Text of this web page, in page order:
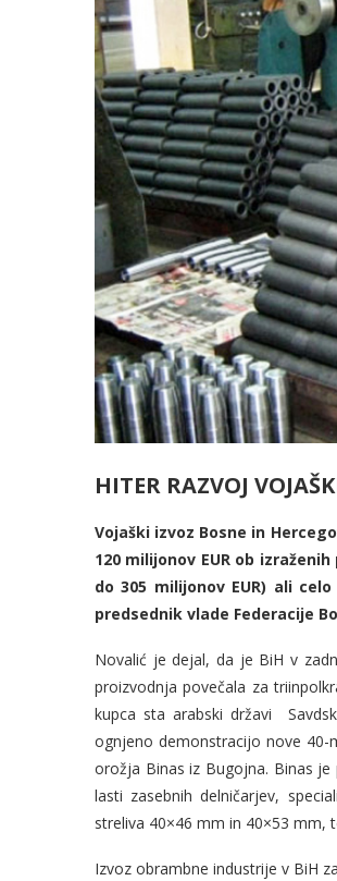
HITER RAZVOJ V
Vojaški izvoz Bosne in
120 milijonov EUR ob
do 305 milijonov EUR) ali
predsednik vlade Federacije
Novalić je dejal, da je BiH v
proizvodnja povečala za
kupca sta arabski državi
ognjeno demonstracijo nove
orožja Binas iz Bugojna. Binas
lasti zasebnih delničarjev,
streliva 40×46 mm in 40×53 mm,
Izvoz obrambne industrije v BiH